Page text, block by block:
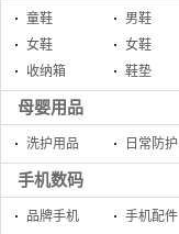
童鞋
男鞋
女鞋
女鞋
收纳箱
鞋垫
母婴用品
洗护用品 日常防护
手机数码
品牌手机
手机配件